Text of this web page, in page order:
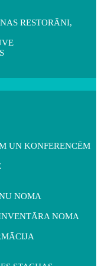
RESTORĀNI,
UN KONFERENCĒM
NOMA
NOMA